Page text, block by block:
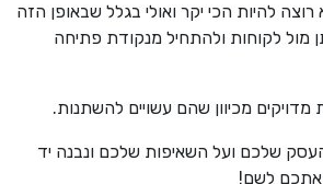
להיות הכי יקר ואולי בגלל שבאופן הזה
מול לקוחות ולהתחיל מנקודת פתיחה
מדויקים מכיוון שהם עשויים להשתנות.
שלכם ועל השאיפות שלכם ונבנה יד
אתכם לשם!